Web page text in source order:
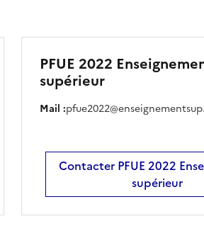
PFUE 2022
supérieur
Mail :
Contacter PFUE 2022
supérieur